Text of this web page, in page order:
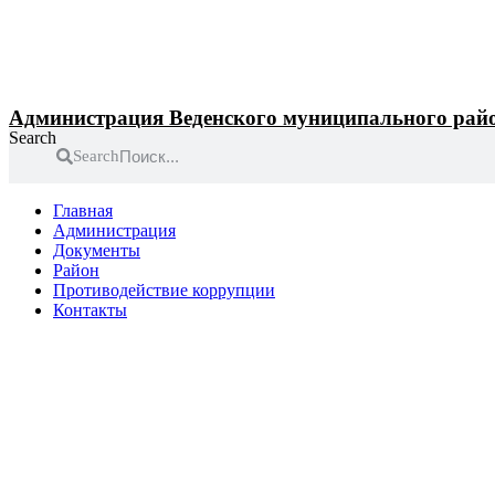
Администрация Веденского муниципального
Search
Search
Главная
Администрация
Документы
Район
Противодействие коррупции
Контакты